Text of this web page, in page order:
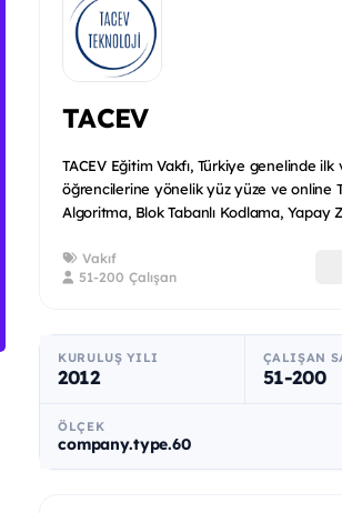
TACEV
TACEV Eğitim Vakfı, Türkiye genelinde
öğrencilerine yönelik yüz yüze ve online
Algoritma, Blok Tabanlı Kodlama, Yapay
Vakıf
51-200 Çalışan
KURULUŞ YILI
2012
ÇALIŞAN
51-200
ÖLÇEK
company.type.60